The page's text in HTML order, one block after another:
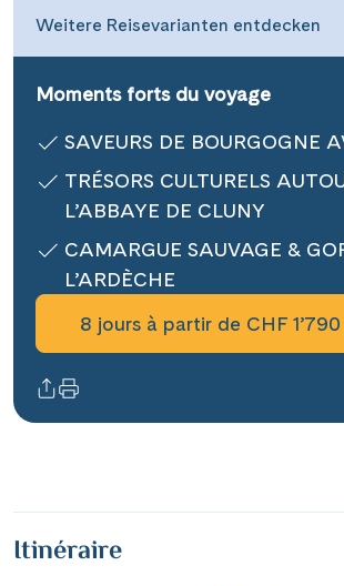
Mentions légales
Contact professionnel
Hotline +41 71 552 40 30
Weitere Reisevarianten entdecken
Moments forts du voyage
SAVEURS DE BOURGOGNE
TRÉSORS CULTURELS
L’ABBAYE DE CLUNY
CAMARGUE SAUVAGE &
L’ARDÈCHE
8 jours à partir de CHF
Itinéraire